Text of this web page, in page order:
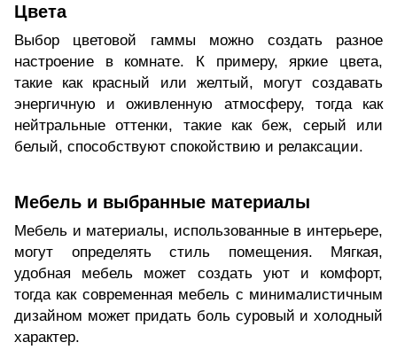
Цвета
Выбор цветовой гаммы можно создать разное
настроение в комнате. К примеру, яркие цвета,
такие как красный или желтый, могут создавать
энергичную и оживленную атмосферу, тогда как
нейтральные оттенки, такие как беж, серый или
белый, способствуют спокойствию и релаксации.
Мебель и выбранные материалы
Мебель и материалы, использованные в интерьере,
могут определять стиль помещения. Мягкая,
удобная мебель может создать уют и комфорт,
тогда как современная мебель с минималистичным
дизайном может придать боль суровый и холодный
характер.